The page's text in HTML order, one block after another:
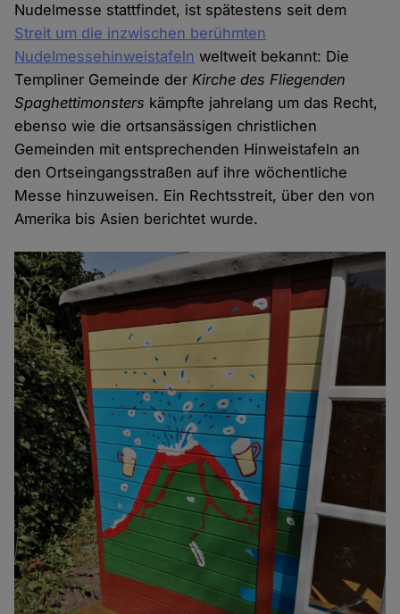
Nudelmesse stattfindet, ist spätestens seit dem
Streit um die inzwischen berühmten
Nudelmessehinweistafeln weltweit bekannt: Die
Templiner Gemeinde derKirche des Fliegenden
Spaghettimonsters kämpfte jahrelang um das Recht,
ebenso wie die ortsansässigen christlichen
Gemeinden mit entsprechenden Hinweistafeln an
den Ortseingangsstraßen auf ihre wöchentliche
Messe hinzuweisen. Ein Rechtsstreit, über den von
Amerika bis Asien berichtet wurde.